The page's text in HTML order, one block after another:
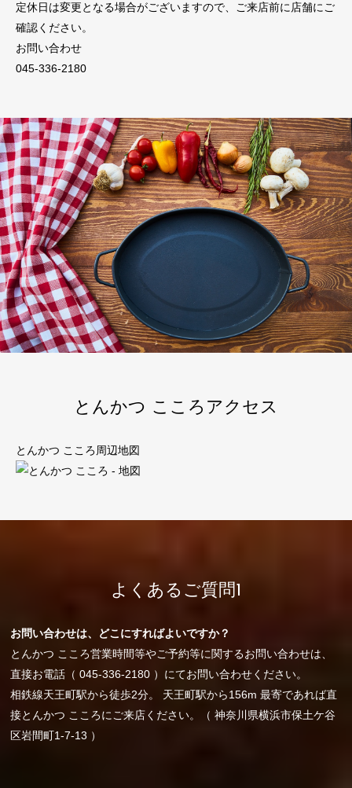
定休日は変更となる場合がございますので、ご来店前に店舗にご
確認ください。
お問い合わせ
045-336-2180
とんかつ こころアクセス
とんかつ こころ周辺地図
よくあるご質問1
お問い合わせは、どこにすればよいですか？
とんかつ こころ営業時間等やご予約等に関するお問い合わせは、
直接お電話（ 045-336-2180 ）にてお問い合わせください。
相鉄線天王町駅から徒歩2分。 天王町駅から156m 最寄であれば直
接とんかつ こころにご来店ください。（ 神奈川県横浜市保土ケ谷
区岩間町1-7-13 ）